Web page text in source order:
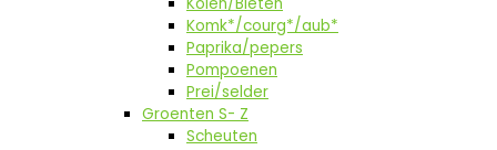
Komk*/courg*/aub*
Paprika/pepers
Pompoenen
Prei/selder
Groenten S- Z
Scheuten